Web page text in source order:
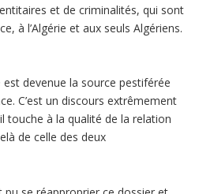
et de criminalités, qui sont
à l’Algérie et aux seuls Algériens.
est devenue la source pestiférée
C’est un discours extrêmement
touche à la qualité de la relation
de celle des deux